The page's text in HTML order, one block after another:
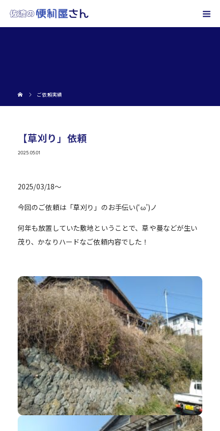
ご依頼実績
【草刈り」依頼
2025.05.01
2025/03/18～
今回のご依頼は「草刈り」のお手伝い(‘ω’)ノ
何年も放置していた敷地ということで、草や蔓などが生い
茂り、かなりハードなご依頼内容でした！